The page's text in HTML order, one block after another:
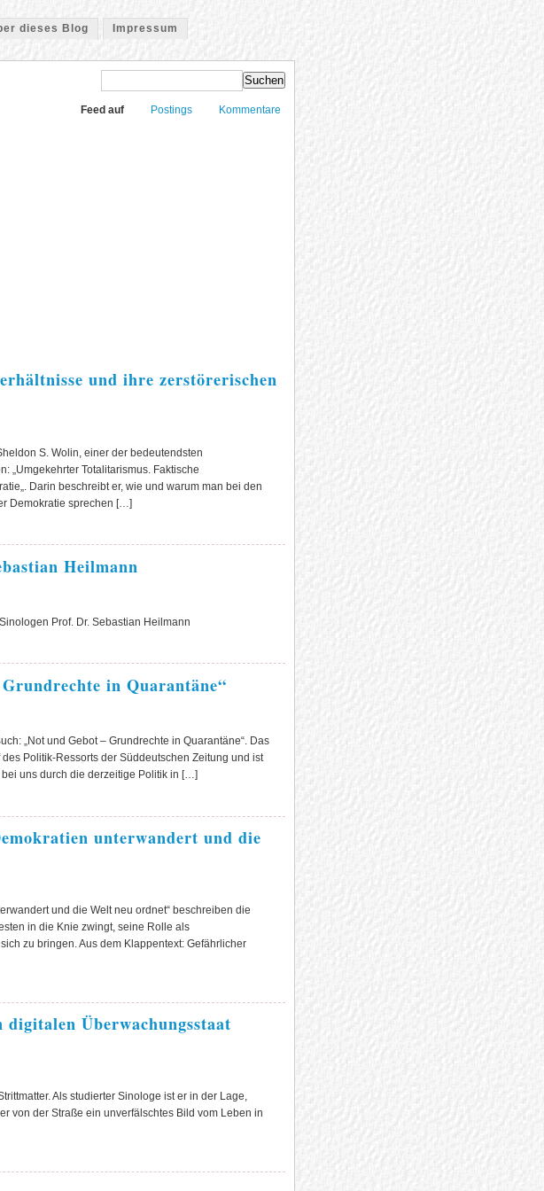
dieses Blog
Impressum
Feed auf Postings Kommentare
und ihre zerstörerischen
S. Wolin, einer der bedeutendsten
„Umgekehrter Totalitarismus. Faktische
Darin beschreibt er, wie und warum man bei den
Demokratie sprechen […]
Heilmann
Prof. Dr. Sebastian Heilmann
in Quarantäne“
„Not und Gebot – Grundrechte in Quarantäne“. Das
Politik-Ressorts der Süddeutschen Zeitung und ist
uns durch die derzeitige Politik in […]
unterwandert und die
und die Welt neu ordnet“ beschreiben die
in die Knie zwingt, seine Rolle als
zu bringen. Aus dem Klappentext: Gefährlicher
Überwachungsstaat
Als studierter Sinologe ist er in der Lage,
von der Straße ein unverfälschtes Bild vom Leben in